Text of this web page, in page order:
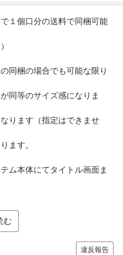
１個口分の送料で同梱可能
同梱の場合でも可能な限り
同等のサイズ感になりま
ります（指定はできませ
ます。
ム本体にてタイトル画面ま
む
違反報告